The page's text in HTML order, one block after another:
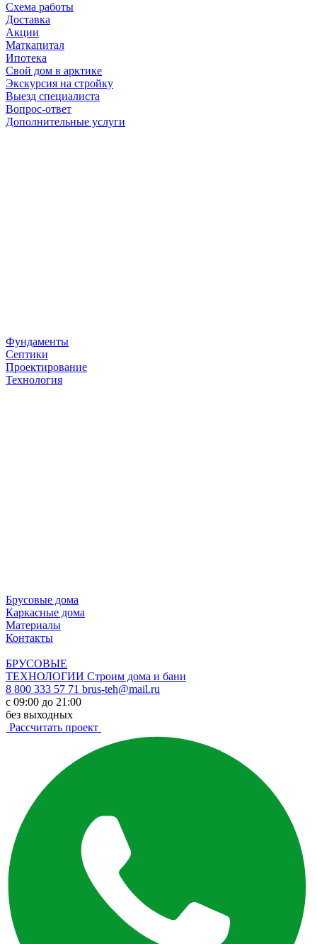
Схема работы
Доставка
Акции
Маткапитал
Ипотека
Свой дом в арктике
Экскурсия на стройку
Выезд специалиста
Вопрос-ответ
Дополнительные услуги
Фундаменты
Септики
Проектирование
Технология
Брусовые дома
Каркасные дома
Материалы
Контакты
БРУСОВЫЕ
ТЕХНОЛОГИИ Строим дома и бани
8 800 333 57 71 brus-teh@mail.ru
с 09:00 до 21:00
без выходных
Рассчитать проект